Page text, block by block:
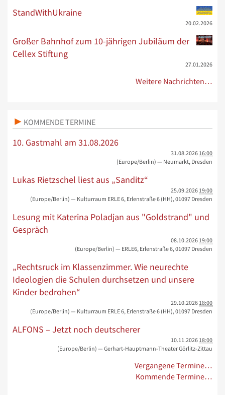
StandWithUkraine
20.02.2026
Großer Bahnhof zum 10-jährigen Jubiläum der
Cellex Stiftung
27.01.2026
Weitere Nachrichten…
KOMMENDE TERMINE
10. Gastmahl am 31.08.2026
31.08.2026 16:00
(Europe/Berlin) — Neumarkt, Dresden
Lukas Rietzschel liest aus „Sanditz“
25.09.2026 19:00
(Europe/Berlin) — Kulturraum ERLE 6, Erlenstraße 6 (HH), 01097 Dresden
Lesung mit Katerina Poladjan aus "Goldstrand" und
Gespräch
08.10.2026 19:00
(Europe/Berlin) — ERLE6, Erlenstraße 6, 01097 Dresden
„Rechtsruck im Klassenzimmer. Wie neurechte
Ideologien die Schulen durchsetzen und unsere
Kinder bedrohen“
29.10.2026 18:00
(Europe/Berlin) — Kulturraum ERLE 6, Erlenstraße 6 (HH), 01097 Dresden
ALFONS – Jetzt noch deutscherer
10.11.2026 18:00
(Europe/Berlin) — Gerhart-Hauptmann-Theater Görlitz-Zittau
Vergangene Termine…
Kommende Termine…